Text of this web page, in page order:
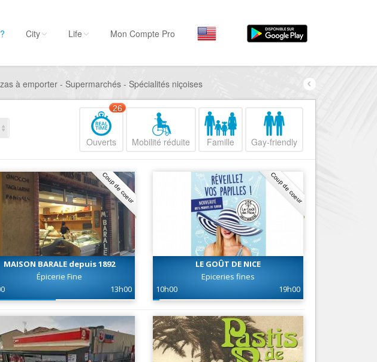
Par activité
Hôtels, ...
Visiter
Restaurants, ...
Commerces
Loisirs
Plages, sports, ...
Services
Tourisme, ...
Par quartiers
Nice Promenade du
Nice le Port
Nice le Vieux Nice
Nice le Coeur de Ville
Nice les Collines Niçoises
Nice la plaine du Var
Nice Aéroport
City Life Mon Compte Pro
à emporter - Supermarchés - Spécialités niçoises
Ouverts
26
Mobilité réduite Famille Gay-friendly
Coup de coeur
MAISON BARALE depuis 1892
Épicerie Fine
13h00
Coup de coeur
LE GOÛT DE NICE
Epiceries fines
10h00
19h00